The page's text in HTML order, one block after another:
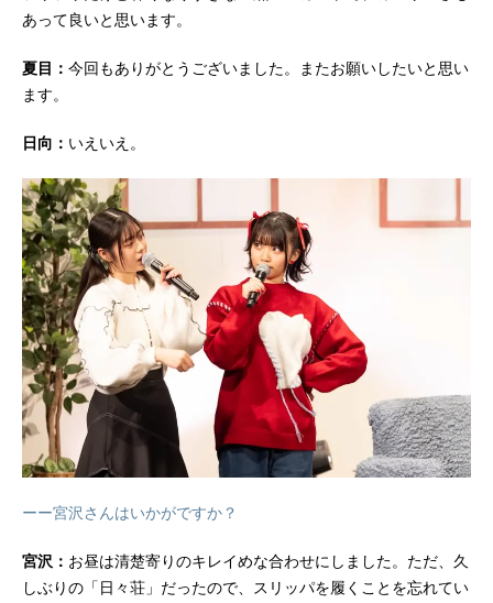
あって良いと思います。
夏目： 今回もありがとうございました。またお願いしたいと思い
ます。
日向： いえいえ。
ーー宮沢さんはいかがですか？
宮沢： お昼は清楚寄りのキレイめな合わせにしました。ただ、久
しぶりの「日々荘」だったので、スリッパを履くことを忘れてい